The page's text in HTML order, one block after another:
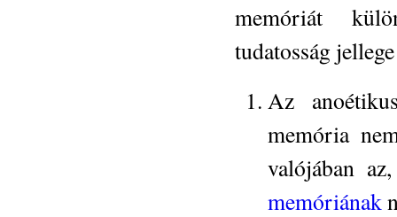
memóriát
tudatosság
Az
memória
valójában
memóriának